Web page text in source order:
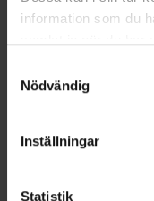
information som du
Nödvändig
Inställningar
Statistik
med förläggning
fastighetsägaren.
Ändring av
anslutningsavgift